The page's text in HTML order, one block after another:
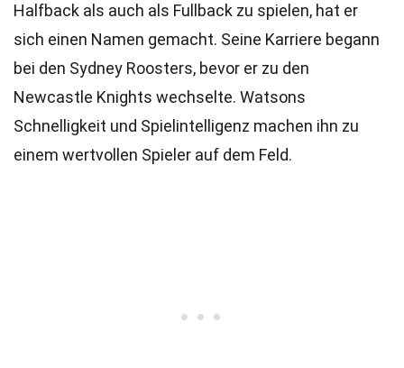
Halfback als auch als Fullback zu spielen, hat er
sich einen Namen gemacht. Seine Karriere begann
bei den Sydney Roosters, bevor er zu den
Newcastle Knights wechselte. Watsons
Schnelligkeit und Spielintelligenz machen ihn zu
einem wertvollen Spieler auf dem Feld.